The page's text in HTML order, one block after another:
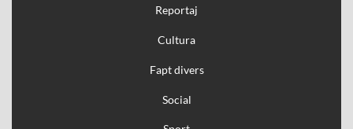
Reportaj
Cultura
Fapt divers
Social